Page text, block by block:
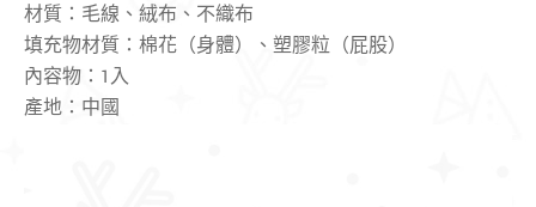
材質：毛線、絨布、不織布
填充物材質：棉花（身體）、塑膠粒（屁股）
內容物：1入
產地：中國